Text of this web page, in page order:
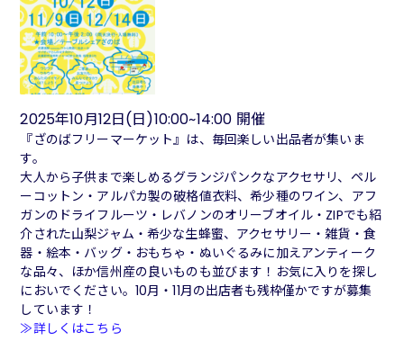
2025年10月12日(日)10:00~14:00 開催
『ざのばフリーマーケット』は、毎回楽しい出品者が集いま
す。
大人から子供まで楽しめるグランジパンクなアクセサリ、ペル
ーコットン・アルパカ製の破格値衣料、希少種のワイン、アフ
ガンのドライフルーツ・レバノンのオリーブオイル・ZIPでも紹
介された山梨ジャム・希少な生蜂蜜、アクセサリー・雑貨・食
器・絵本・バッグ・おもちゃ・ぬいぐるみに加えアンティーク
な品々、ほか信州産の良いものも並びます！お気に入りを探し
においでください。10月・11月の出店者も残枠僅かですが募集
しています！
≫詳しくはこちら